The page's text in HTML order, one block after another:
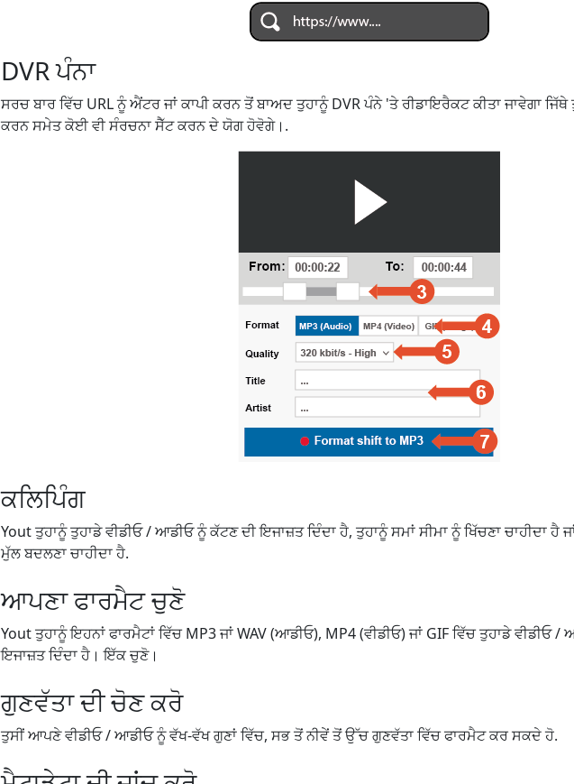
DVR ਪੰਨਾ
ਸਰਚ ਬਾਰ ਵਿੱਚ URL ਨੂੰ ਐਂਟਰ ਜਾਂ ਕਾਪੀ ਕਰਨ ਤੋਂ ਬਾਅਦ ਤੁਹਾਨੂੰ DVR ਪੰਨੇ 'ਤੇ ਰੀਡਾਇਰੈਕਟ ਕੀਤਾ ਜਾਵੇਗਾ
ਕਰਨ ਸਮੇਤ ਕੋਈ ਵੀ ਸੰਰਚਨਾ ਸੈੱਟ ਕਰਨ ਦੇ ਯੋਗ ਹੋਵੋਗੇ।.
ਕਲਿਪਿੰਗ
Yout ਤੁਹਾਨੂੰ ਤੁਹਾਡੇ ਵੀਡੀਓ / ਆਡੀਓ ਨੂੰ ਕੱਟਣ ਦੀ ਇਜਾਜ਼ਤ ਦਿੰਦਾ ਹੈ, ਤੁਹਾਨੂੰ ਸਮਾਂ ਸੀਮਾ ਨੂੰ ਖਿੱਚਣਾ ਚਾਹੀਦਾ ਹੈ
ਮੁੱਲ ਬਦਲਣਾ ਚਾਹੀਦਾ ਹੈ.
ਆਪਣਾ ਫਾਰਮੈਟ ਚੁਣੋ
Yout ਤੁਹਾਨੂੰ ਇਹਨਾਂ ਫਾਰਮੈਟਾਂ ਵਿੱਚ MP3 ਜਾਂ WAV (ਆਡੀਓ), MP4 (ਵੀਡੀਓ) ਜਾਂ GIF ਵਿੱਚ ਤੁਹਾਡੇ ਵੀਡੀਓ
ਇਜਾਜ਼ਤ ਦਿੰਦਾ ਹੈ। ਇੱਕ ਚੁਣੋ।
ਗੁਣਵੱਤਾ ਦੀ ਚੋਣ ਕਰੋ
ਤੁਸੀਂ ਆਪਣੇ ਵੀਡੀਓ / ਆਡੀਓ ਨੂੰ ਵੱਖ-ਵੱਖ ਗੁਣਾਂ ਵਿੱਚ, ਸਭ ਤੋਂ ਨੀਵੇਂ ਤੋਂ ਉੱਚ ਗੁਣਵੱਤਾ ਵਿੱਚ ਫਾਰਮੈਟ ਕਰ ਸਕਦੇ ਹੋ.